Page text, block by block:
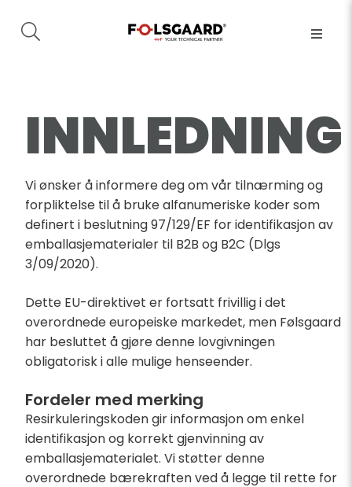
INNLEDNING
Vi ønsker å informere deg om vår tilnærming og
forpliktelse til å bruke alfanumeriske koder som
definert i beslutning 97/129/EF for identifikasjon av
emballasjematerialer til B2B og B2C (Dlgs
3/09/2020).
Dette EU-direktivet er fortsatt frivillig i det
overordnede europeiske markedet, men Følsgaard
har besluttet å gjøre denne lovgivningen
obligatorisk i alle mulige henseender.
Fordeler med merking
Resirkuleringskoden gir informasjon om enkel
identifikasjon og korrekt gjenvinning av
emballasjematerialet. Vi støtter denne
overordnede bærekraften ved å legge til rette for